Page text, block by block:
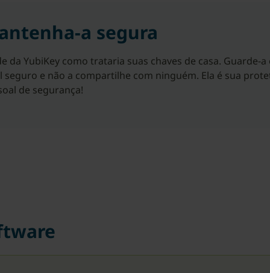
a segura
da YubiKey como trataria suas chaves de casa. Guarde-a
seguro e não a compartilhe com ninguém. Ela é sua
de segurança!